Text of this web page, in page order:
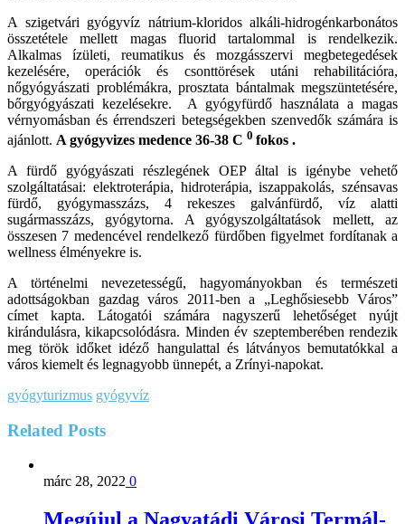
A szigetvári gyógyvíz nátrium-kloridos alkáli-hidrogénkarbonátos
összetétele mellett magas fluorid tartalommal is rendelkezik.
Alkalmas ízületi, reumatikus és mozgásszervi megbetegedések
kezelésére, operációk és csonttörések utáni rehabilitációra,
nőgyógyászati problémákra, prosztata bántalmak megszüntetésére,
bőrgyógyászati kezelésekre. A gyógyfürdő használata a magas
vérnyomásban és érrendszeri betegségekben szenvedők számára is
ajánlott. A gyógyvizes medence 36-38 C 0 fokos .
A fürdő gyógyászati részlegének OEP által is igénybe vehető
szolgáltatásai: elektroterápia, hidroterápia, iszappakolás, szénsavas
fürdő, gyógymasszázs, 4 rekeszes galvánfürdő, víz alatti
sugármasszázs, gyógytorna. A gyógyszolgáltatások mellett, az
összesen 7 medencével rendelkező fürdőben figyelmet fordítanak a
wellness élményekre is.
A történelmi nevezetességű, hagyományokban és természeti
adottságokban gazdag város 2011-ben a „Leghősiesebb Város”
címet kapta. Látogatói számára nagyszerű lehetőséget nyújt
kirándulásra, kikapcsolódásra. Minden év szeptemberében rendezik
meg török időket idéző hangulattal és látványos bemutatókkal a
város kiemelt és legnagyobb ünnepét, a Zrínyi-napokat.
gyógyturizmus gyógyvíz
Related Posts
márc 28, 2022 0